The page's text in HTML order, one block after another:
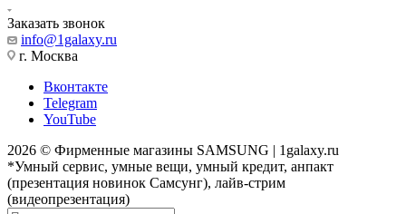
Заказать звонок
info@1galaxy.ru
г. Москва
Вконтакте
Telegram
YouTube
2026 © Фирменные магазины SAMSUNG | 1galaxy.ru
*Умный сервис, умные вещи, умный кредит, анпакт
(презентация новинок Самсунг), лайв-стрим
(видеопрезентация)